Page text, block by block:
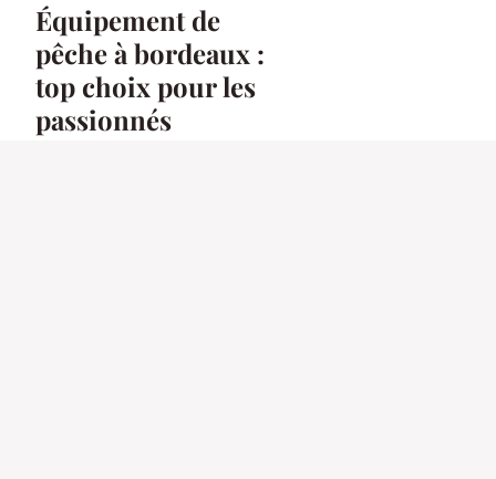
Équipement de
pêche à bordeaux :
top choix pour les
passionnés